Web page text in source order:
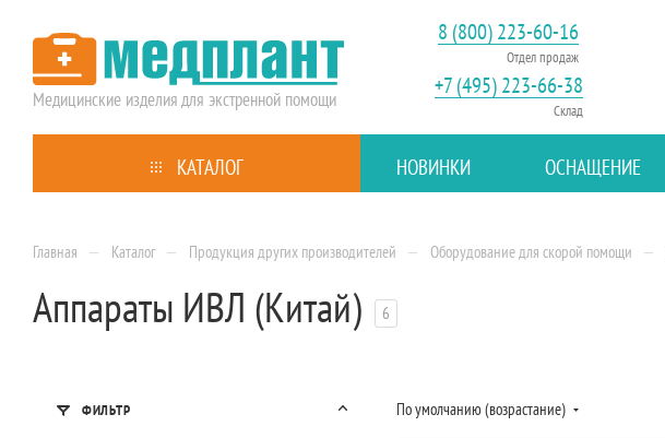
Медицинские изделиядля экстренной помощи
8 (800) 223-60-16
Отдел продаж
+7 (495) 223-66-38
Склад
КАТАЛОГ НОВИНКИ ОСНАЩЕНИЕ
Главная — Каталог — Продукция других производителей — Оборудование для скорой помощи —
Аппараты ИВЛ (Китай) 6
По умолчанию (возрастание)
ФИЛЬТР